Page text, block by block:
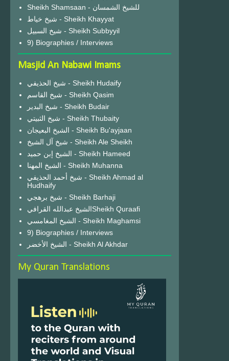
Sheikh Shamsaan - للشيخ الشمسان
شيخ خياط - Sheikh Khayyat
شيخ السبيل - Sheikh Subbyyil
9) Biographies / Interviews
Masjid An Nabawi Imams
شيخ الحذيفي - Sheikh Hudaify
شيخ القاسم - Sheikh Qasim
شيخ البدير - Sheikh Budair
شيخ الثبيتي - Sheikh Thubaity
الشيخ البعيجان - Sheikh Bu'ayjaan
شيخ آل الشيخ - Sheikh Ale Sheikh
الشيخ إبن حميد - Sheikh Hameed
الشيخ المهنا - Sheikh Muhanna
شيخ أحمد الحذيفي - Sheikh Ahmad al
Hudhaify
شيخ برهجي - Sheikh Barhaji
الشيخ عبدالله القرافيSheikh Quraafi
الشيخ المغامسي - Sheikh Maghamsi
9) Biographies / Interviews
الشيخ الأخضر - Sheikh Al Akhdar
My Quran Translations